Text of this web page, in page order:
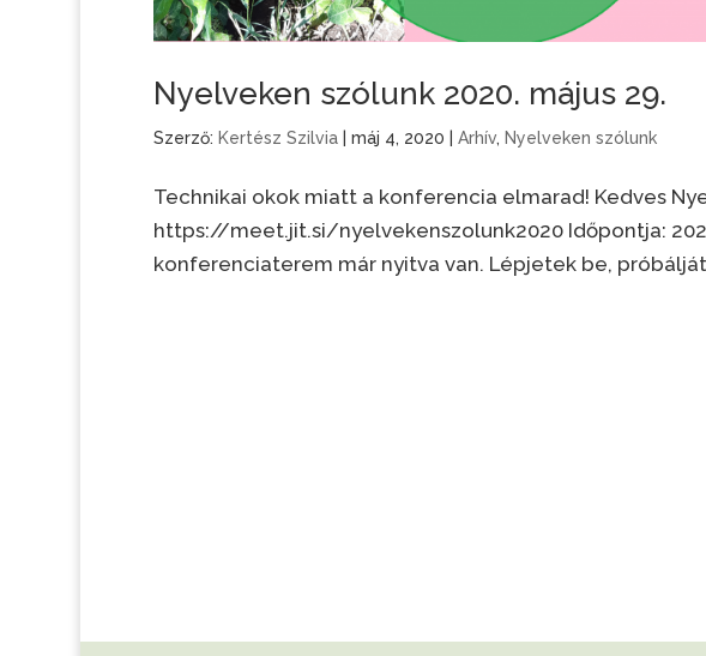
Nyelveken szólunk 2020. május 29.
Szerző: Kertész Szilvia| máj 4, 2020 Arhív, Nyelveken szólunk
Technikai okok miatt a konferencia elmarad! Kedves
https://meet.jit.si/nyelvekenszolunk2020 Időpontja:
konferenciaterem már nyitva van. Lépjetek be,